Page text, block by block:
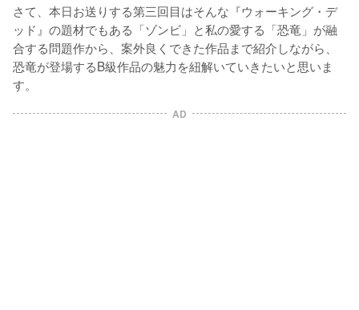
さて、本日お送りする第三回目はそんな『ウォーキング・デ
ッド』の題材でもある「ゾンビ」と私の愛する「恐竜」が融
合する問題作から、案外良くできた作品まで紹介しながら、
恐竜が登場するB級作品の魅力を紐解いていきたいと思いま
AD